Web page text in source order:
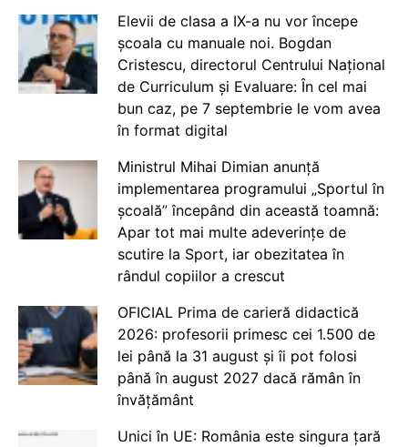
Elevii de clasa a IX-a nu vor începe
școala cu manuale noi. Bogdan
Cristescu, directorul Centrului Național
de Curriculum și Evaluare: În cel mai
bun caz, pe 7 septembrie le vom avea
în format digital
Ministrul Mihai Dimian anunță
implementarea programului „Sportul în
școală” începând din această toamnă:
Apar tot mai multe adeverințe de
scutire la Sport, iar obezitatea în
rândul copiilor a crescut
OFICIAL Prima de carieră didactică
2026: profesorii primesc cei 1.500 de
lei până la 31 august și îi pot folosi
până în august 2027 dacă rămân în
învățământ
Unici în UE: România este singura țară